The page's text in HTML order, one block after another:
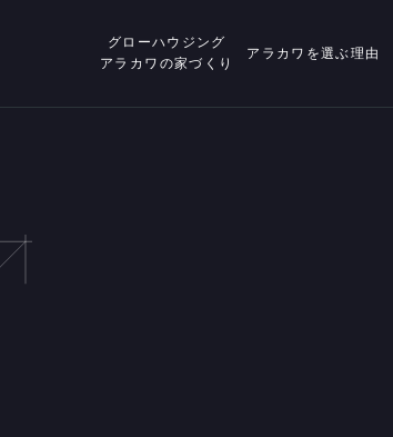
グローハウジング
アラカワの家づくり
アラカワを選ぶ理由